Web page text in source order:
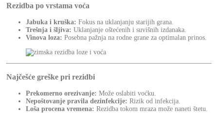
Rezidba po vrstama voća
Jabuka i kruška: Fokus na uklanjanju starijih grana.
Trešnja i šljiva: Uklanjanje oštećenih i suvišnih izdanaka.
Vinova loza: Posebna pažnja na rodne grane za optimalan prinos.
Najčešće greške pri rezidbi
Prekomerno orezivanje: Može oslabiti voćku.
Nepoštovanje pravila dezinfekcije: Rizik od infekcija.
Loša procena vremena: Rezidba tokom mraza može naneti štetu.